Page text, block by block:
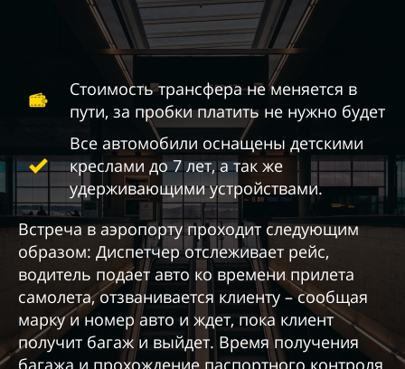
Стоимость трансфера не меняется в
пути, за пробки платить не нужно будет
Все автомобили оснащены детскими
креслами до 7 лет, а так же
удерживающими устройствами.
Встреча в аэропорту проходит следующим
образом: Диспетчер отслеживает рейс,
водитель подает авто ко времени прилета
самолета, отзванивается клиенту – сообщая
марку и номер авто и ждет, пока клиент
получит багаж и выйдет. Время получения
багажа и прохождение паспортного контроля